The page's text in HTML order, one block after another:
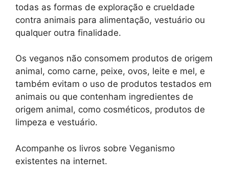
todas as formas de exploração e crueldade
contra animais para alimentação, vestuário ou
qualquer outra finalidade.
Os veganos não consomem produtos de origem
animal, como carne, peixe, ovos, leite e mel, e
também evitam o uso de produtos testados em
animais ou que contenham ingredientes de
origem animal, como cosméticos, produtos de
limpeza e vestuário.
Acompanhe os livros sobre Veganismo
existentes na internet.